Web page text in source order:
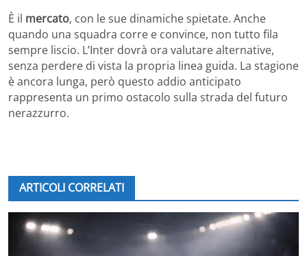
È il mercato, con le sue dinamiche spietate. Anche
quando una squadra corre e convince, non tutto fila
sempre liscio. L’Inter dovrà ora valutare alternative,
senza perdere di vista la propria linea guida. La stagione
è ancora lunga, però questo addio anticipato
rappresenta un primo ostacolo sulla strada del futuro
nerazzurro.
ARTICOLI CORRELATI